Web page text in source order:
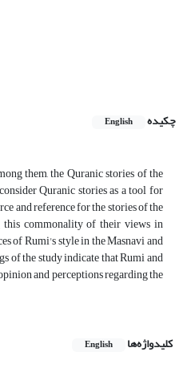
چکیده
English
them, the Quranic stories of the
Quranic stories as a tool for
and reference for the stories of the
this commonality of their views in
of Rumi's style in the Masnavi and
of the study indicate that Rumi and
and perceptions regarding the
کلیدواژه‌ها English